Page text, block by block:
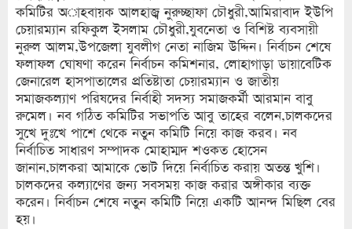
কমিটির অাহবায়ক আলহাজ্ব নুরুচ্ছাফা চৌধুরী,আমিরাবাদ ইউপি
চেয়ারম্যান রফিকুল ইসলাম চৌধুরী,যুবনেতা ও বিশিষ্ট ব্যবসায়ী
নুরুল আলম,উপজেলা যুবলীগ নেতা নাজিম উদ্দিন। নির্বাচন শেষে
ফলাফল ঘোষণা করেন নির্বাচন কমিশনার, লোহাগাড়া ডায়াবেটিক
জেনারেল হাসপাতালের প্রতিষ্টাতা চেয়ারম্যান ও জাতীয়
সমাজকল্যাণ পরিষদের নির্বাহী সদস্য সমাজকর্মী আরমান বাবু
রুমেল। নব গঠিত কমিটির সভাপতি আবু তাহের বলেন,চালকদের
সুখে দুঃখে পাশে থেকে নতুন কমিটি নিয়ে কাজ করব। নব
নির্বাচিত সাধারণ সম্পাদক মোহাম্মদ শওকত হোসেন
জানান,চালকরা আমাকে ভোট দিয়ে নির্বাচিত করায় অতন্ত খুশি।
চালকদের কল্যাণের জন্য সবসময় কাজ করার অঙ্গীকার ব্যক্ত
করেন। নির্বাচন শেষে নতুন কমিটি নিয়ে একটি আনন্দ মিছিল বের
হয়।